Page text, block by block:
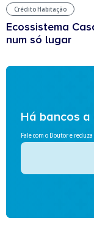
Crédito Habitação
Ecossistema
num só lugar
Há bancos
Fale com o Doutor e